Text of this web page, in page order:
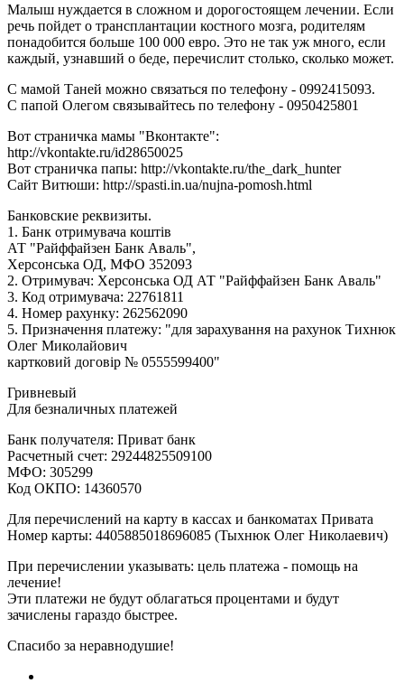
Малыш нуждается в сложном и дорогостоящем лечении. Если
речь пойдет о трансплантации костного мозга, родителям
понадобится больше 100 000 евро. Это не так уж много, если
каждый, узнавший о беде, перечислит столько, сколько может.
С мамой Таней можно связаться по телефону - 0992415093.
С папой Олегом связывайтесь по телефону - 0950425801
Вот страничка мамы "Вконтакте":
http://vkontakte.ru/id28650025
Вот страничка папы: http://vkontakte.ru/the_dark_hunter
Сайт Витюши: http://spasti.in.ua/nujna-pomosh.html
Банковские реквизиты.
1. Банк отримувача коштів
АТ "Райффайзен Банк Аваль",
Херсонська ОД, МФО 352093
2. Отримувач: Херсонська ОД АТ "Райффайзен Банк Аваль"
3. Код отримувача: 22761811
4. Номер рахунку: 262562090
5. Призначення платежу: "для зарахування на рахунок Тихнюк
Олег Миколайович
картковий договір № 0555599400"
Гривневый
Для безналичных платежей
Банк получателя: Приват банк
Расчетный счет: 29244825509100
МФО: 305299
Код ОКПО: 14360570
Для перечислений на карту в кассах и банкоматах Привата
Номер карты: 4405885018696085 (Тыхнюк Олег Николаевич)
При перечислении указывать: цель платежа - помощь на
лечение!
Эти платежи не будут облагаться процентами и будут
зачислены гараздо быстрее.
Спасибо за неравнодушие!